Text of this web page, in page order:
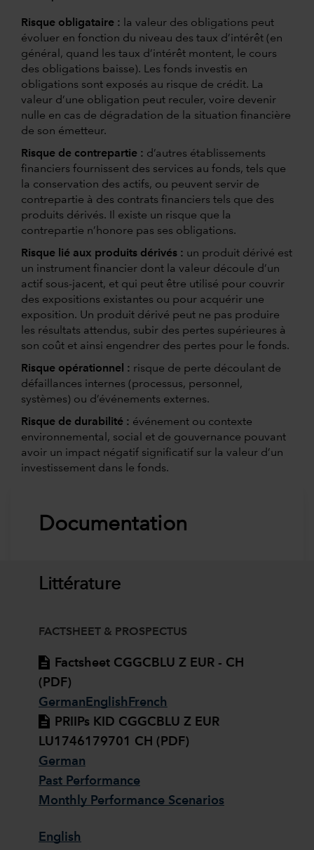
Risque obligataire : la valeur des obligations peut
évoluer en fonction du niveau des taux d’intérêt (en
général, quand les taux d’intérêt montent, le cours
des obligations baisse). Les fonds investis en
obligations sont exposés au risque de crédit. La
valeur d’une obligation peut reculer, voire devenir
nulle en cas de dégradation de la situation financière
de son émetteur.
Risque de contrepartie : d’autres établissements
financiers fournissent des services au fonds, tels que
la conservation des actifs, ou peuvent servir de
contrepartie à des contrats financiers tels que des
produits dérivés. Il existe un risque que la
contrepartie n’honore pas ses obligations.
Risque lié aux produits dérivés : un produit dérivé est
un instrument financier dont la valeur découle d’un
actif sous-jacent, et qui peut être utilisé pour couvrir
des expositions existantes ou pour acquérir une
exposition. Un produit dérivé peut ne pas produire
les résultats attendus, subir des pertes supérieures à
son coût et ainsi engendrer des pertes pour le fonds.
Risque opérationnel : risque de perte découlant de
défaillances internes (processus, personnel,
systèmes) ou d’événements externes.
Risque de durabilité : événement ou contexte
environnemental, social et de gouvernance pouvant
avoir un impact négatif significatif sur la valeur d’un
investissement dans le fonds.
Documentation
Littérature
FACTSHEET & PROSPECTUS
Factsheet CGGCBLU Z EUR - CH
(PDF)
German English French
PRIIPs KID CGGCBLU Z EUR
LU1746179701 CH (PDF)
German
Past Performance
Monthly Performance Scenarios
English